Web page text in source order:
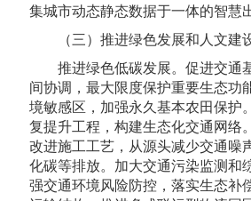
集城市动态静态数据于一体的智慧
（三）推进绿色发展和人文建
推进绿色低碳发展。促进交通
间协调，最大限度保护重要生态功
境敏感区，加强永久基本农田保护
复提升工程，构建生态化交通网络
改进施工工艺，从源头减少交通噪
化碳等排放。加大交通污染监测和
强交通环境风险防控，落实生态补